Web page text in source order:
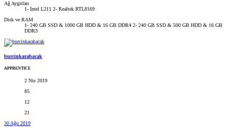
Ağ Aygıtları
1- İntel L211 2- Realtek RTL8169
Disk ve RAM
1- 240 GB SSD & 1000 GB HDD & 16 GB DDR4 2- 240 GB SSD & 500 GB HDD & 16 GB
DDR3
burcinkarabacak
APPRENTICE
2 Nis 2019
85
12
21
30 Ağu 2019